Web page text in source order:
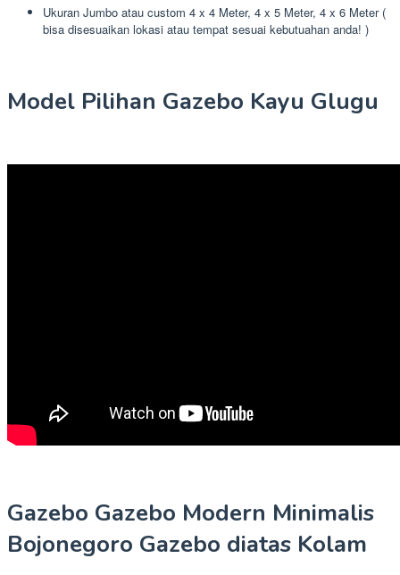
Ukuran Jumbo atau custom 4 x 4 Meter, 4 x 5 Meter, 4 x 6 Meter (
bisa disesuaikan lokasi atau tempat sesuai kebutuahan anda! )
Model Pilihan Gazebo Kayu Glugu
Gazebo Gazebo Modern Minimalis
Bojonegoro Gazebo diatas Kolam